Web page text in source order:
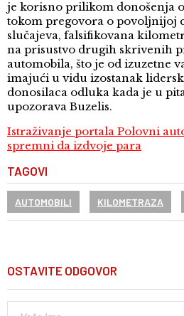
je korisno prilikom donošenja
tokom pregovora o povoljnijoj
slučajeva, falsifikovana
na prisustvo drugih skrivenih
automobila, što je od izuzetne
imajući u vidu izostanak
donosilaca odluka kada je u
upozorava Buzelis.
Istraživanje portala Polovni
spremni da izdvoje para
TAGOVI
AUTOMOBILI KILOMETRAZA
OSTAVITE ODGOVOR